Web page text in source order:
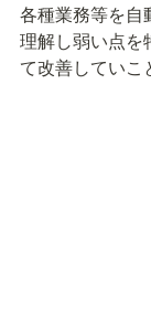
各種業務等を自
理解し弱い点を
て改善していこ